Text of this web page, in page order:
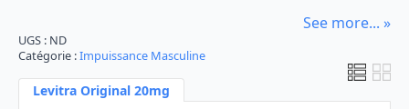
See more... »
UGS : ND
Catégorie :Impuissance Masculine
Levitra Original 20mg